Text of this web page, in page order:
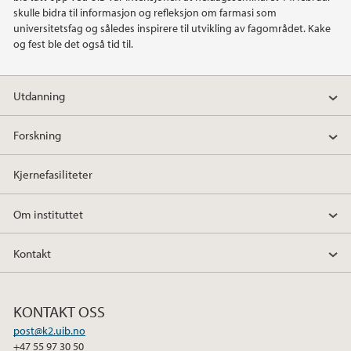
skulle bidra til informasjon og refleksjon om farmasi som
universitetsfag og således inspirere til utvikling av fagområdet. Kake
og fest ble det også tid til.
2020
Utdanning
Forskning
Kjernefasiliteter
Om instituttet
Kontakt
KONTAKT OSS
post@k2.uib.no
+47 55 97 30 50